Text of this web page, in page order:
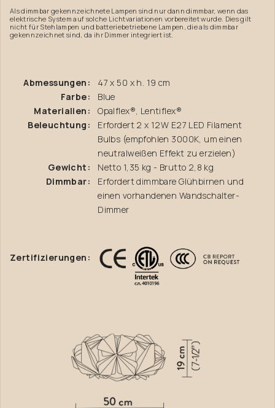
Als dimmbar gekennzeichnete Lampen sind nur dann dimmbar, wenn das
elektrische System auf solche Lichtvariationen vorbereitet wurde. Dies gilt
nicht für Stehlampen und batteriebetriebene Lampen, die als dimmbar
gekennzeichnet sind, da ihr Dimmer integriert ist.
Abmessungen:
47 x 50 x h. 19 cm
Farbe:
Blue
Materialien:
Opalflex®, Lentiflex®
Beleuchtung:
Erfordert 2 x 12W E27 LED Filament
Bulbs (empfohlen 3000K, um einen
neutralweißen Effekt zu erzielen)
Gewicht:
Netto 1,35 kg - Brutto 2,8 kg
Dimmbar:
Erfordert dimmbare Glühbirnen und
einen vorhandenen Wandschalter-
Dimmer
Zertifizierungen: